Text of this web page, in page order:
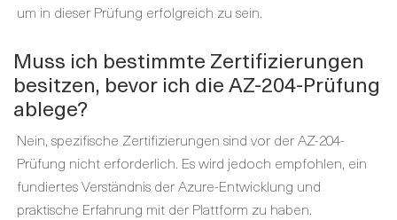
um in dieser Prüfung erfolgreich zu sein.
Muss ich bestimmte Zertifizierungen
besitzen, bevor ich die AZ-204-Prüfung
ablege?
Nein, spezifische Zertifizierungen sind vor der AZ-204-
Prüfung nicht erforderlich. Es wird jedoch empfohlen, ein
fundiertes Verständnis der Azure-Entwicklung und
praktische Erfahrung mit der Plattform zu haben.